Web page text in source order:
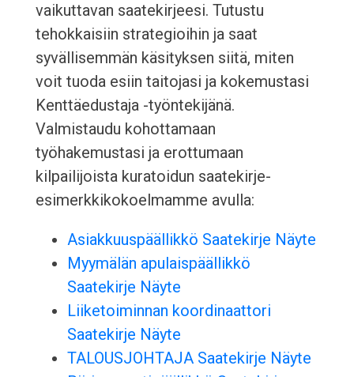
vaikuttavan saatekirjeesi. Tutustu
tehokkaisiin strategioihin ja saat
syvällisemmän käsityksen siitä, miten
voit tuoda esiin taitojasi ja kokemustasi
Kenttäedustaja -työntekijänä.
Valmistaudu kohottamaan
työhakemustasi ja erottumaan
kilpailijoista kuratoidun saatekirje-
esimerkkikokoelmamme avulla:
Asiakkuuspäällikkö Saatekirje Näyte
Myymälän apulaispäällikkö
Saatekirje Näyte
Liiketoiminnan koordinaattori
Saatekirje Näyte
TALOUSJOHTAJA Saatekirje Näyte